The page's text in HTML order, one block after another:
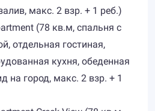
макс. 2 взр. + 1 реб.)
(78 кв.м, спальня с
отдельная гостиная,
кухня, обеденная
на город, макс. 2 взр. + 1